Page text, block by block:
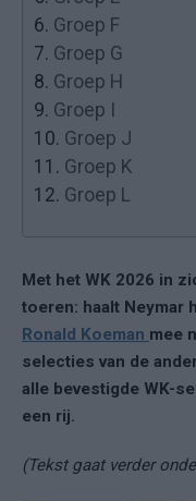
6. Groep F
7. Groep G
8. Groep H
9. Groep I
10. Groep J
11. Groep K
12. Groep L
Met het WK 2026 in
toeren: haalt Neymar
Ronald Koeman mee
selecties van de
alle bevestigde WK-
een rij.
(Tekst gaat verder